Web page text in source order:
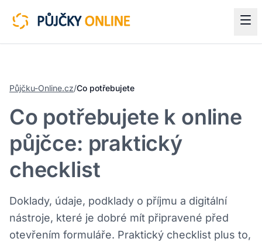
Půjčku-Online.cz/Co potřebujete
Co potřebujete k online
půjčce: praktický
checklist
Doklady, údaje, podklady o příjmu a digitální
nástroje, které je dobré mít připravené před
otevřením formuláře. Praktický checklist plus to,